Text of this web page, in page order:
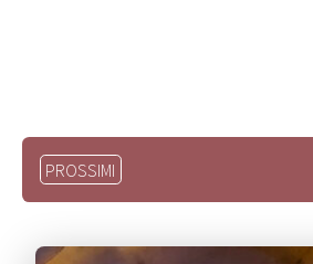
PROSSIMI Seleziona